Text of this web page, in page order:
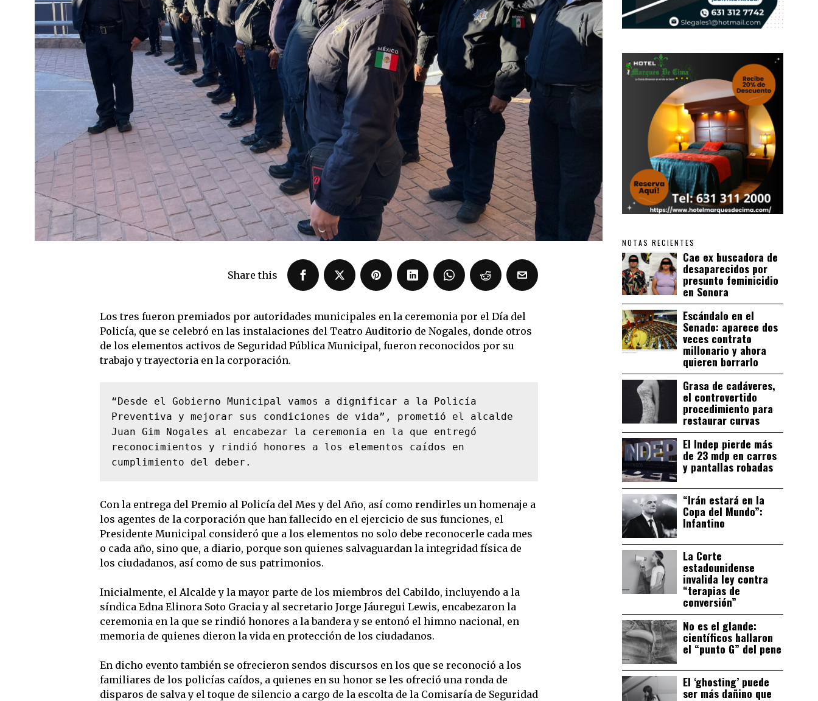
Share this
Los tres fueron premiados por autoridades municipales en la ceremonia por el Día del
Policía, que se celebró en las instalaciones del Teatro Auditorio de Nogales, donde otros
de los elementos activos de Seguridad Pública Municipal, fueron reconocidos por su
trabajo y trayectoria en la corporación.
“Desde el Gobierno Municipal vamos a dignificar a la Policía
Preventiva y mejorar sus condiciones de vida”, prometió el alcalde
Juan Gim Nogales al encabezar la ceremonia en la que entregó
reconocimientos y rindió honores a los elementos caídos en
cumplimiento del deber.
Con la entrega del Premio al Policía del Mes y del Año, así como rendirles un homenaje a
los agentes de la corporación que han fallecido en el ejercicio de sus funciones, el
Presidente Municipal consideró que a los elementos no solo debe reconocerle cada mes
o cada año, sino que, a diario, porque son quienes salvaguardan la integridad física de
los ciudadanos, así como de sus patrimonios.
Inicialmente, el Alcalde y la mayor parte de los miembros del Cabildo, incluyendo a la
síndica Edna Elinora Soto Gracia y al secretario Jorge Jáuregui Lewis, encabezaron la
ceremonia en la que se rindió honores a la bandera y se entonó el himno nacional, en
memoria de quienes dieron la vida en protección de los ciudadanos.
En dicho evento también se ofrecieron sendos discursos en los que se reconoció a los
familiares de los policías caídos, a quienes en su honor se les ofreció una ronda de
disparos de salva y el toque de silencio a cargo de la escolta de la Comisaría de Seguridad
NOTAS RECIENTES
Cae ex buscadora de
desaparecidos por
presunto feminicidio
en Sonora
Escándalo en el
Senado: aparece dos
veces contrato
millonario y ahora
quieren borrarlo
Grasa de cadáveres,
el controvertido
procedimiento para
restaurar curvas
El Indep pierde más
de 23 mdp en carros
y pantallas robadas
“Irán estará en la
Copa del Mundo”:
Infantino
La Corte
estadounidense
invalida ley contra
“terapias de
conversión”
No es el glande:
científicos hallaron
el “punto G” del pene
El ‘ghosting’ puede
ser más dañino que